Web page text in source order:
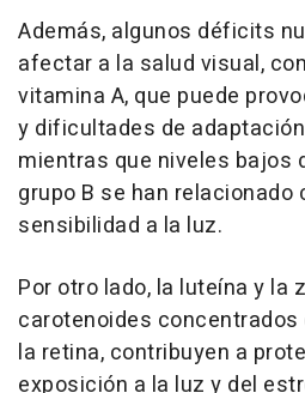
Además, algunos déficits
afectar a la salud visual,
vitamina A, que puede
y dificultades de
mientras que niveles bajos
grupo B se han
sensibilidad a la luz.
Por otro lado, la luteína y la
carotenoides concentrados
la retina, contribuyen a
exposición a la luz y del